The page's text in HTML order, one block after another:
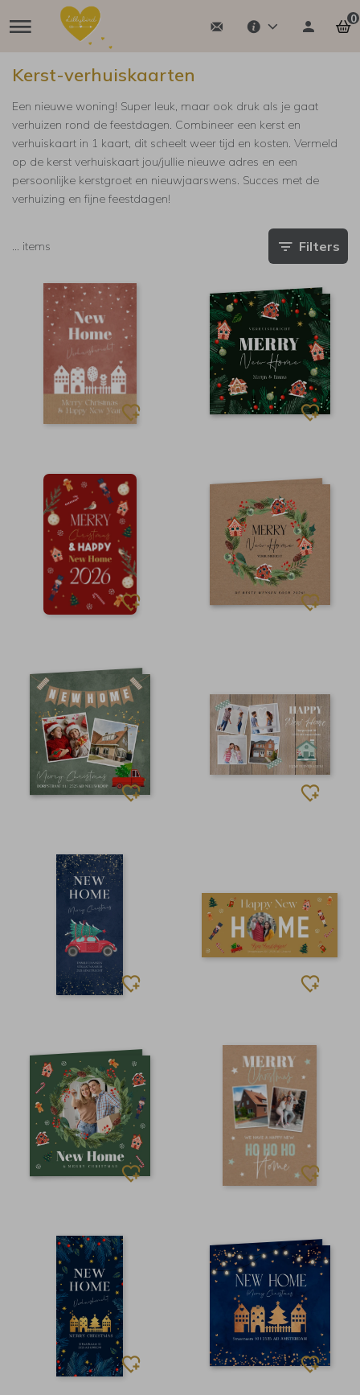
0
Kerst-verhuiskaarten
Een nieuwe woning! Super leuk, maar ook druk als je gaat
verhuizen rond de feestdagen. Combineer een kerst en
verhuiskaart in 1 kaart, dit scheelt weer tijd en kosten. Vermeld
op de kerst verhuiskaart jou/jullie nieuwe adres en een
persoonlijke kerstgroet en nieuwjaarswens. Succes met de
verhuizing en fijne feestdagen!
items Filters